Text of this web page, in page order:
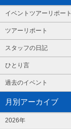
イベントツアーリポート
ツアーリポート
スタッフの日記
ひとり言
過去のイベント
月別アーカイブ
2026年